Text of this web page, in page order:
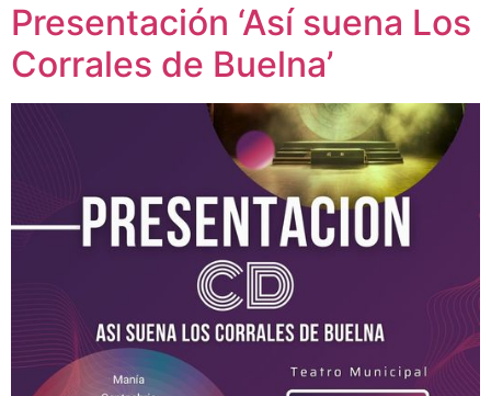
Presentación ‘Así suena Los
Corrales de Buelna’